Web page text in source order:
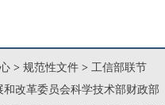
> 规范性文件 > 工信部联节
和改革委员会科学技术部财政部